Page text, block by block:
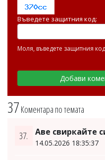
37 Коментара по темата
37. Аве свиркайте
14.05.2026 18:35:37
Въведете защитния код:
Моля, въведете защитния код